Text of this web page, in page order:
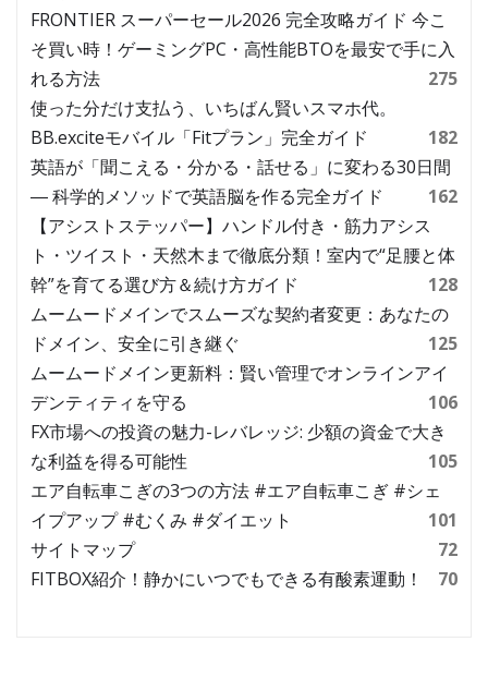
FRONTIER スーパーセール2026 完全攻略ガイド 今こ
そ買い時！ゲーミングPC・高性能BTOを最安で手に入
れる方法
275
使った分だけ支払う、いちばん賢いスマホ代。
BB.exciteモバイル「Fitプラン」完全ガイド
182
英語が「聞こえる・分かる・話せる」に変わる30日間
― 科学的メソッドで英語脳を作る完全ガイド
162
【アシストステッパー】ハンドル付き・筋力アシス
ト・ツイスト・天然木まで徹底分類！室内で“足腰と体
幹”を育てる選び方＆続け方ガイド
128
ムームードメインでスムーズな契約者変更：あなたの
ドメイン、安全に引き継ぐ
125
ムームードメイン更新料：賢い管理でオンラインアイ
デンティティを守る
106
FX市場への投資の魅力-レバレッジ: 少額の資金で大き
な利益を得る可能性
105
エア自転車こぎの3つの方法 #エア自転車こぎ #シェ
イプアップ #むくみ #ダイエット
101
サイトマップ
72
FITBOX紹介！静かにいつでもできる有酸素運動！
70